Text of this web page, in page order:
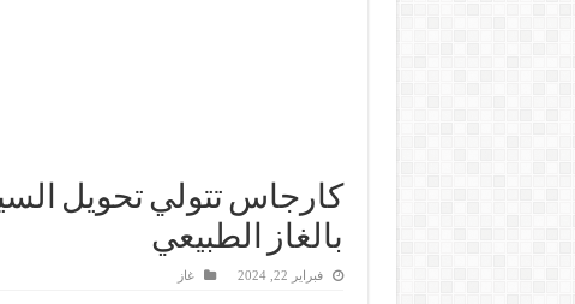
كارجاس تتولي تحويل
بالغاز الطبيعي
فبراير 22, 2024 غاز